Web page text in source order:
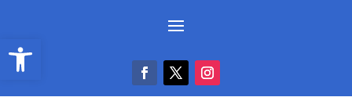
Abrir barra de herramientas